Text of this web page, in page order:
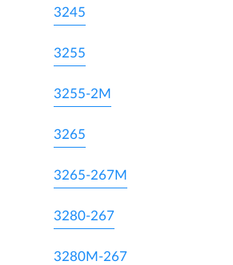
3245
3255
3255-2M
3265
3265-267M
3280-267
3280M-267